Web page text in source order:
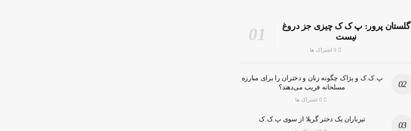
گلستان پرور: پ ک ک چیزی جز دروغ
نیست
پ.ک.ک و پژاک چگونه زنان و دختران را برای مبارزه
مسلحانه فریب می‌دهند؟
تیرباران یک دختر گریلا از سوی پ.ک.ک